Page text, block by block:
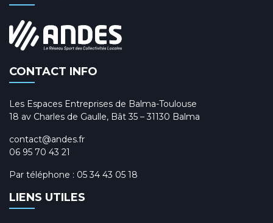
CONTACT INFO
Les Espaces Entreprises de Balma-Toulouse
18 av Charles de Gaulle, Bât 35 – 31130 Balma
contact@andes.fr
06 95 70 43 21
Par téléphone : 05 34 43 05 18
LIENS UTILES